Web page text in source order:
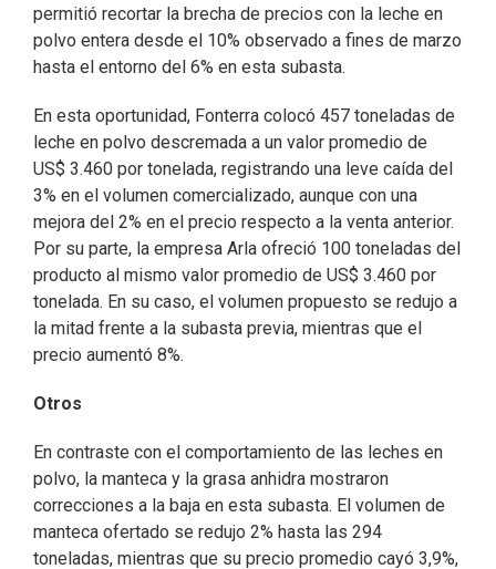
permitió recortar la brecha de precios con la leche en
polvo entera desde el 10% observado a fines de marzo
hasta el entorno del 6% en esta subasta.
En esta oportunidad, Fonterra colocó 457 toneladas de
leche en polvo descremada a un valor promedio de
US$ 3.460 por tonelada, registrando una leve caída del
3% en el volumen comercializado, aunque con una
mejora del 2% en el precio respecto a la venta anterior.
Por su parte, la empresa Arla ofreció 100 toneladas del
producto al mismo valor promedio de US$ 3.460 por
tonelada. En su caso, el volumen propuesto se redujo a
la mitad frente a la subasta previa, mientras que el
precio aumentó 8%.
Otros
En contraste con el comportamiento de las leches en
polvo, la manteca y la grasa anhidra mostraron
correcciones a la baja en esta subasta. El volumen de
manteca ofertado se redujo 2% hasta las 294
toneladas, mientras que su precio promedio cayó 3,9%,